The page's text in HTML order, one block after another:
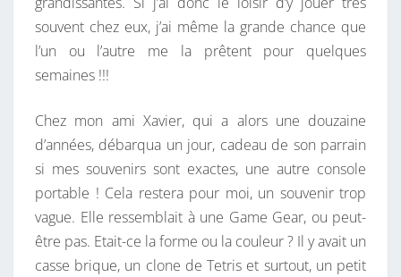
souvent chez eux, j’ai même la grande chance que
l’un ou l’autre me la prêtent pour quelques
semaines !!!
Chez mon ami Xavier, qui a alors une douzaine
d’années, débarqua un jour, cadeau de son parrain
si mes souvenirs sont exactes, une autre console
portable ! Cela restera pour moi, un souvenir trop
vague. Elle ressemblait à une Game Gear, ou peut-
être pas. Etait-ce la forme ou la couleur ? Il y avait un
casse brique, un clone de Tetris et surtout, un petit